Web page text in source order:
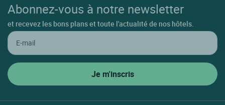
Abonnez-vous à notre newsletter
et recevez les bons plans et toute l'actualité de nos hôtels.